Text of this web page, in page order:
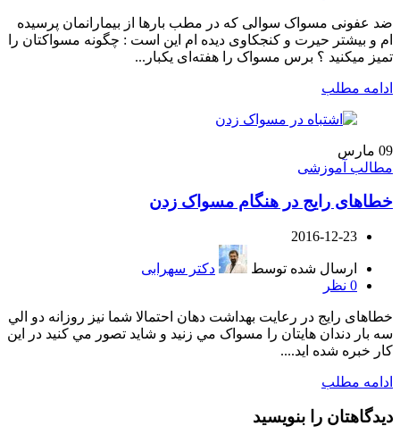
ضد عفونی مسواک سوالی که در مطب بارها از بیمارانمان پرسیده
ام و بیشتر حیرت و کنجکاوی دیده ام این است : چگونه مسواکتان را
تمیز میکنید ؟ برس مسواک را هفته‌ای یکبار...
ادامه مطلب
09 مارس
مطالب آموزشی
خطاهای رایج در هنگام مسواک زدن
2016-12-23
ارسال شده توسط
دکتر سهرابی
0 نظر
خطاهای رایج در رعایت بهداشت دهان احتمالا شما نيز روزانه دو الي
سه بار دندان هايتان را مسواک مي زنيد و شايد تصور مي کنيد در اين
کار خبره شده ايد....
ادامه مطلب
دیدگاهتان را بنویسید